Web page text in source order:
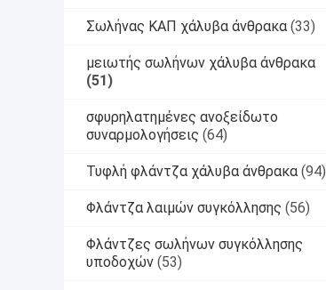
Σωλήνας ΚΑΠ χάλυβα άνθρακα (33)
μειωτής σωλήνων χάλυβα άνθρακα
(51)
σφυρηλατημένες ανοξείδωτο
συναρμολογήσεις (64)
Τυφλή φλάντζα χάλυβα άνθρακα (94)
Φλάντζα λαιμών συγκόλλησης (56)
Φλάντζες σωλήνων συγκόλλησης
υποδοχών (53)